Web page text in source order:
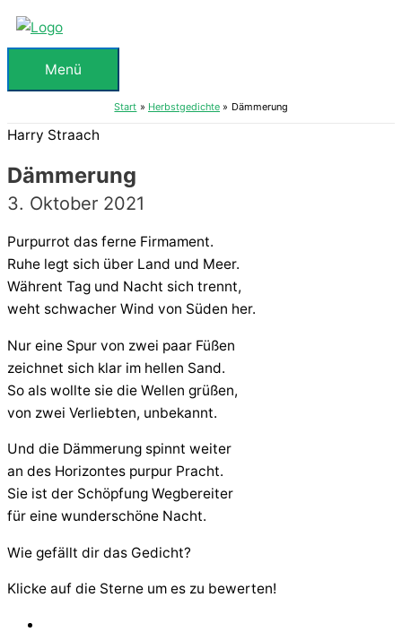
Zum
Inhalt
springenMenü
Menü
Start Herbstgedichte Dämmerung
Harry Straach
Dämmerung
3. Oktober 2021
Purpurrot das ferne Firmament.
Ruhe legt sich über Land und Meer.
Währent Tag und Nacht sich trennt,
weht schwacher Wind von Süden her.
Nur eine Spur von zwei paar Füßen
zeichnet sich klar im hellen Sand.
So als wollte sie die Wellen grüßen,
von zwei Verliebten, unbekannt.
Und die Dämmerung spinnt weiter
an des Horizontes purpur Pracht.
Sie ist der Schöpfung Wegbereiter
für eine wunderschöne Nacht.
Wie gefällt dir das Gedicht?
Klicke auf die Sterne um es zu bewerten!